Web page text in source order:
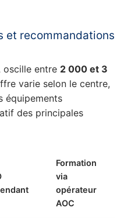
et recommandations
oscille entre 2 000 et 3
varie selon le centre,
équipements
des principales
Formation
via
opérateur
AOC